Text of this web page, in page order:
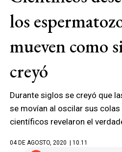
los
mueven como
creyó
Durante siglos se creyó que
se movían al oscilar sus
científicos revelaron el
04 DE AGOSTO, 2020 | 10.11